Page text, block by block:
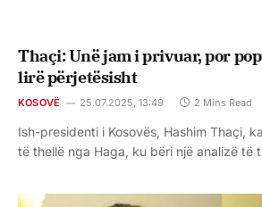
Thaçi: Unë jam i privuar, por
lirë përjetësisht
KOSOVË 25.07.2025, 13:49 2 Mins Read
Ish-presidenti i Kosovës, Hashim Thaçi,
të thellë nga Haga, ku bëri një analizë të